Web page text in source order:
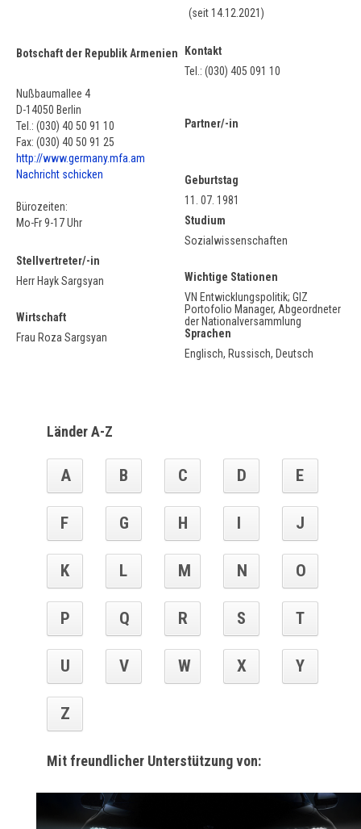
(seit 14.12.2021)
Botschaft der Republik Armenien
Nußbaumallee 4
D-14050 Berlin
Tel.: (030) 40 50 91 10
Fax: (030) 40 50 91 25
http://www.germany.mfa.am
Nachricht schicken
Bürozeiten:
Mo-Fr 9-17 Uhr
Stellvertreter/-in
Herr Hayk Sargsyan
Wirtschaft
Frau Roza Sargsyan
Kontakt
Tel.: (030) 405 091 10
Partner/-in
Geburtstag
11. 07. 1981
Studium
Sozialwissenschaften
Wichtige Stationen
VN Entwicklungspolitik; GIZ
Portofolio Manager, Abgeordneter
der Nationalversammlung
Sprachen
Englisch, Russisch, Deutsch
Länder A-Z
A B C D E
F G H I J
K L M N O
P Q R S T
U V W X Y
Z
Mit freundlicher Unterstützung von: